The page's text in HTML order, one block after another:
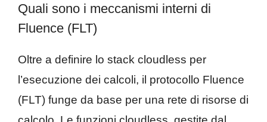
Quali sono i meccanismi interni di
Fluence (FLT)
Oltre a definire lo stack cloudless per
l’esecuzione dei calcoli, il protocollo Fluence
(FLT) funge da base per una rete di risorse di